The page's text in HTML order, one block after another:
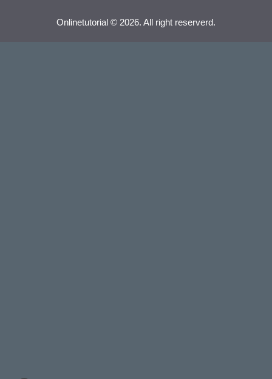
Onlinetutorial © 2026. All right reserverd.